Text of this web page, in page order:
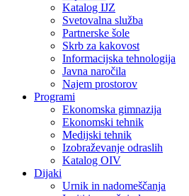
Katalog IJZ
Svetovalna služba
Partnerske šole
Skrb za kakovost
Informacijska tehnologija
Javna naročila
Najem prostorov
Programi
Ekonomska gimnazija
Ekonomski tehnik
Medijski tehnik
Izobraževanje odraslih
Katalog OIV
Dijaki
Urnik in nadomeščanja